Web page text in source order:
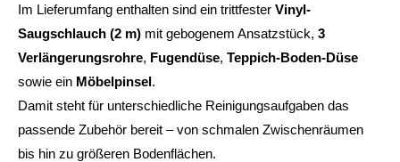
Im Lieferumfang enthalten sind ein trittfester Vinyl-
Saugschlauch (2 m) mit gebogenem Ansatzstück, 3
Verlängerungsrohre, Fugendüse, Teppich-Boden-Düse
sowie ein Möbelpinsel.
Damit steht für unterschiedliche Reinigungsaufgaben das
passende Zubehör bereit – von schmalen Zwischenräumen
bis hin zu größeren Bodenflächen.